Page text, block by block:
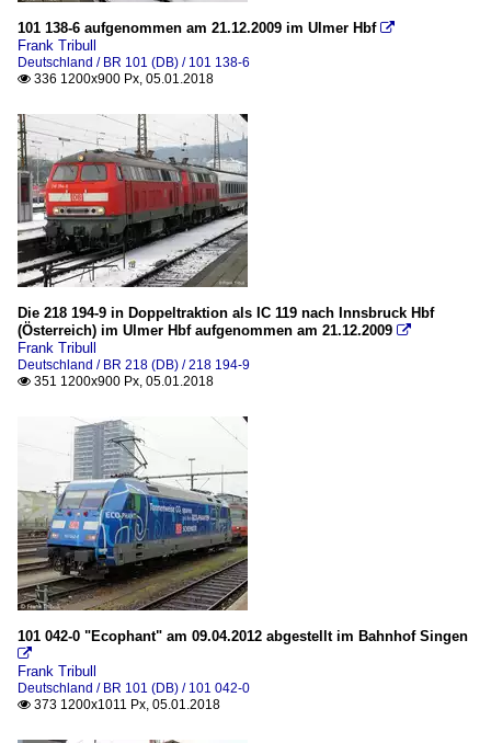
101 138-6 aufgenommen am 21.12.2009 im Ulmer Hbf 
Frank Tribull
Deutschland / BR 101 (DB) / 101 138-6
 336 1200x900 Px, 05.01.2018
Die 218 194-9 in Doppeltraktion als IC 119 nach Innsbruck Hbf
(Österreich) im Ulmer Hbf aufgenommen am 21.12.2009 
Frank Tribull
Deutschland / BR 218 (DB) / 218 194-9
 351 1200x900 Px, 05.01.2018
101 042-0 "Ecophant" am 09.04.2012 abgestellt im Bahnhof Singen

Frank Tribull
Deutschland / BR 101 (DB) / 101 042-0
 373 1200x1011 Px, 05.01.2018